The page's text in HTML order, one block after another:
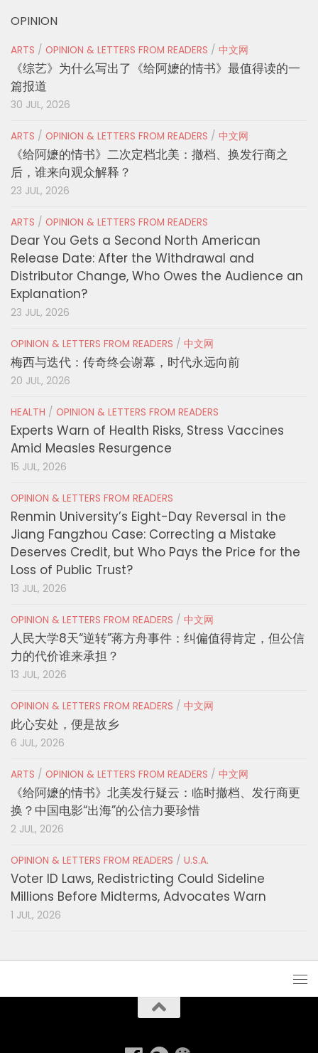
OPINION
ARTS / OPINION & LETTERS FROM READERS / 中文网
《综艺》为什么写出了《给阿嬷的情书》最值得读的一
篇报道
30 JUL, 2026
ARTS / OPINION & LETTERS FROM READERS / 中文网
《给阿嬷的情书》二次定档北美：撤档、换发行商之
后，谁来向观众解释？
23 JUL, 2026
ARTS / OPINION & LETTERS FROM READERS
Dear You Gets a Second North American
Release Date: After the Withdrawal and
Distributor Change, Who Owes the Audience an
Explanation?
23 JUL, 2026
OPINION & LETTERS FROM READERS / 中文网
梅西与迭代：传奇终会谢幕，时代永远向前
20 JUL, 2026
HEALTH / OPINION & LETTERS FROM READERS
Experts Warn of Health Risks, Stress Vaccines
Amid Measles Resurgence
15 JUL, 2026
OPINION & LETTERS FROM READERS
Renmin University’s Eight-Day Reversal in the
Jiang Fangzhou Case: Correcting a Mistake
Deserves Credit, but Who Pays the Price for the
Loss of Public Trust?
13 JUL, 2026
OPINION & LETTERS FROM READERS / 中文网
人民大学8天“逆转”蒋方舟事件：纠偏值得肯定，但公信
力的代价谁来承担？
13 JUL, 2026
OPINION & LETTERS FROM READERS / 中文网
此心安处，便是故乡
6 JUL, 2026
ARTS / OPINION & LETTERS FROM READERS / 中文网
《给阿嬷的情书》北美发行疑云：临时撤档、发行商更
换？中国电影“出海”的公信力要珍惜
2 JUL, 2026
OPINION & LETTERS FROM READERS / U.S.A.
Voter ID Laws, Redistricting Could Sideline
Millions Before Midterms, Advocates Warn
1 JUL, 2026